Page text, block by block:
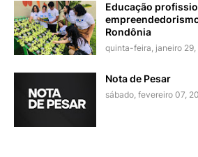
Educação
Rondônia
quinta-feira, janeiro 29,
Nota de Pesar
sábado, fevereiro 07,